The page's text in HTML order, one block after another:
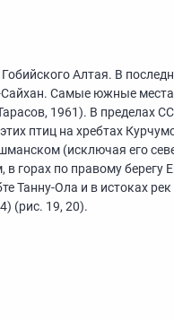
Алтая. В
Сайхан. Самые южные
1961). В пределах
птиц на хребтах
(исключая его
горах по правому берегу
Танну-Ола и в истоках
(рис. 19, 20).